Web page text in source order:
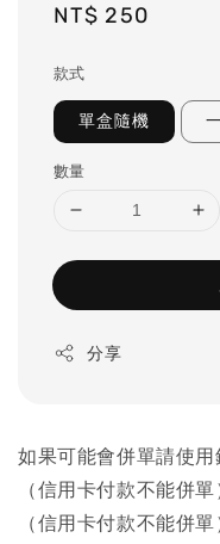
Regular
NT$ 250
款式
單盒隨機
數量
分享
如果可能會併單請使用
（信用卡付款不能併單
（信用卡付款不能併單